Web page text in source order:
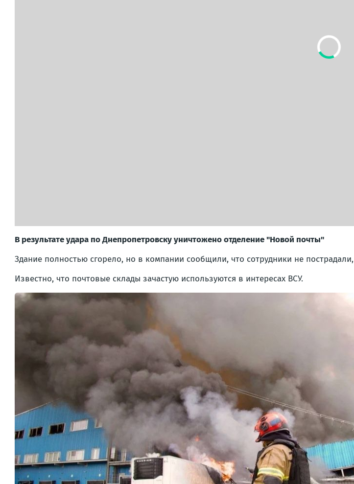
В результате удара по Днепропетровску уничтожено отделение "Новой почты"
Здание полностью сгорело, но в компании сообщили, что сотрудники не пострадали,
Известно, что почтовые склады зачастую используются в интересах ВСУ.